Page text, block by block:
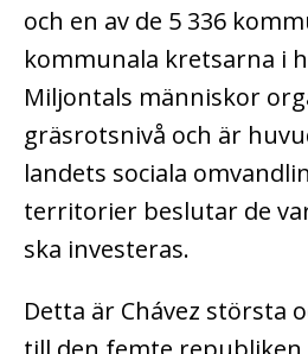
och en av de 5 336
kommunala kretsarna i
Miljontals människor
gräsrotsnivå och är
landets sociala
territorier beslutar de
ska investeras.
Detta är Chávez största